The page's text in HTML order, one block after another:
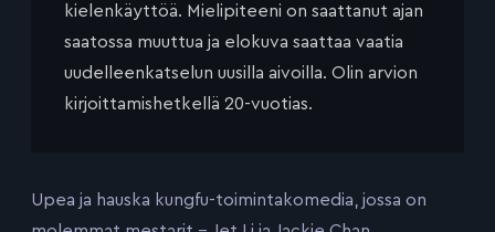
kielenkäyttöä. Mielipiteeni on saattanut ajan
saatossa muuttua ja elokuva saattaa vaatia
uudelleenkatselun uusilla aivoilla. Olin arvion
kirjoittamishetkellä 20-vuotias.
Upea ja hauska kungfu-toimintakomedia, jossa on